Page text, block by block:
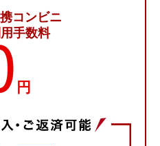
コンビニ
手数料
円